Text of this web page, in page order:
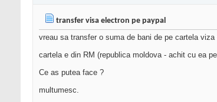
transfer visa electron pe paypal
vreau sa transfer o suma de bani de pe cartela
cartela e din RM (republica moldova - achit cu ea
Ce as putea face ?
multumesc.